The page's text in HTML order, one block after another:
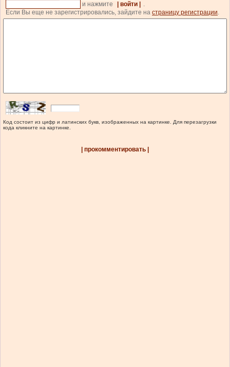
и нажмите
| войти |
.
Если Вы еще не зарегистрировались, зайдите на страницу регистрации.
Код состоит из цифр и латинских букв, изображенных на картинке. Для перезагрузки
кода кликните на картинке.
| прокомментировать |